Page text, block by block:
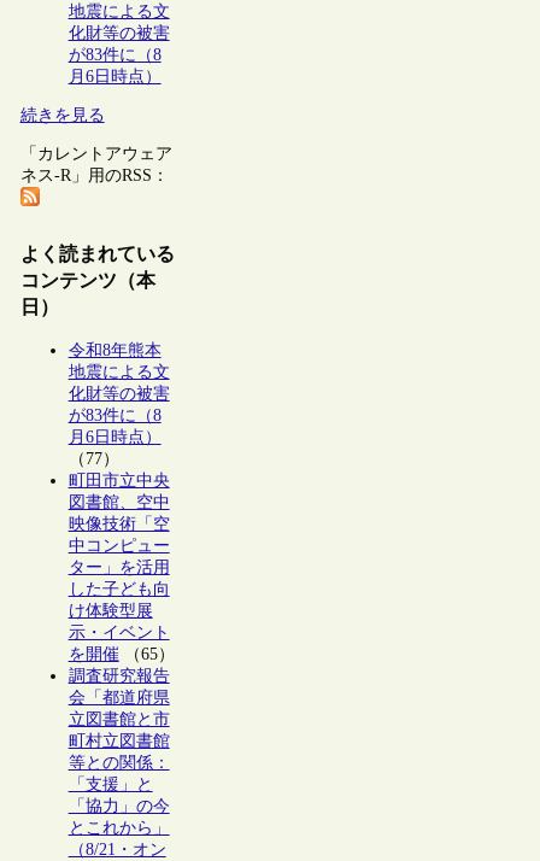
地震による文
化財等の被害
が83件に（8
月6日時点）
続きを見る
「カレントアウェア
ネス-R」用のRSS：
よく読まれている
コンテンツ（本
日）
令和8年熊本
地震による文
化財等の被害
が83件に（8
月6日時点）
（77）
町田市立中央
図書館、空中
映像技術「空
中コンピュー
ター」を活用
した子ども向
け体験型展
示・イベント
を開催（65）
調査研究報告
会「都道府県
立図書館と市
町村立図書館
等との関係：
「支援」と
「協力」の今
とこれから」
（8/21・オン